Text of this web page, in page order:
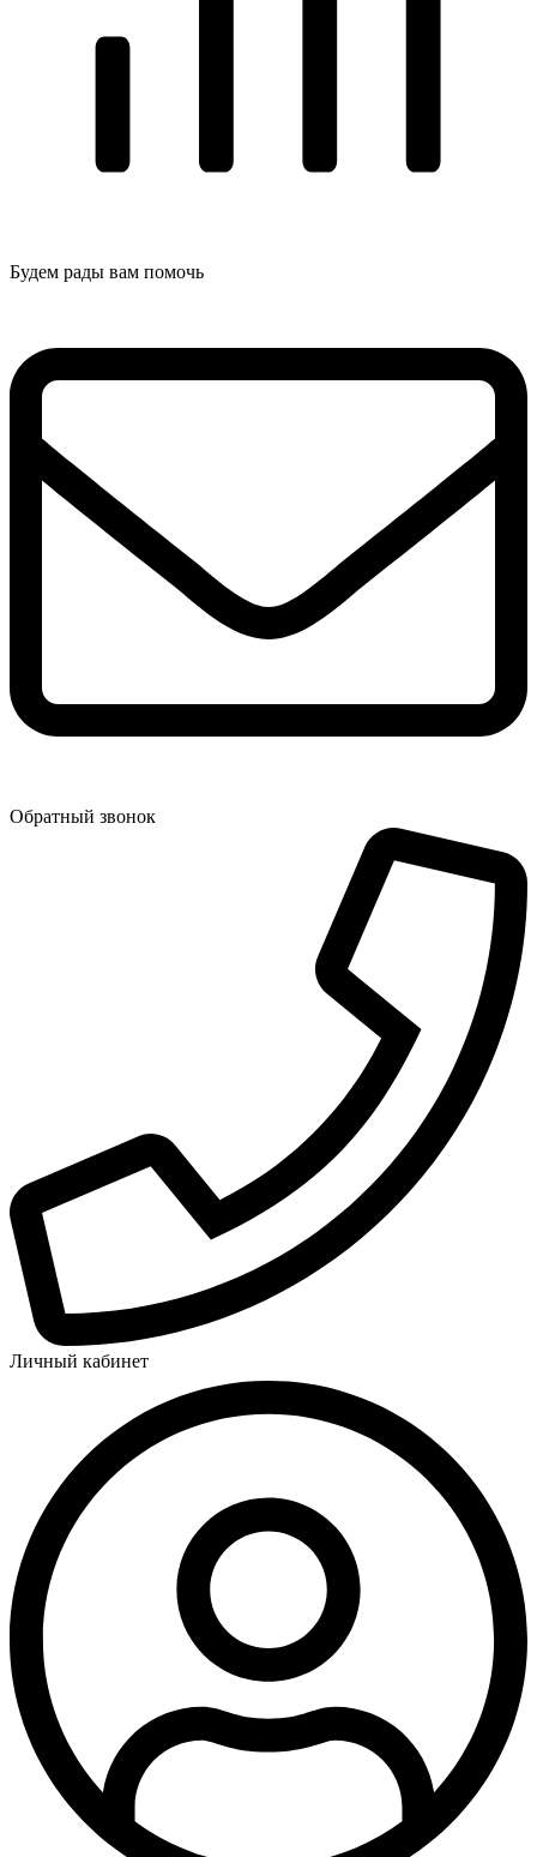
Будем рады вам помочь
Обратный звонок
Личный кабинет